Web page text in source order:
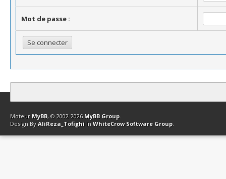
Mot de passe :
Contact Club Affiliation Retourner en haut Version bas-débit
Moteur MyBB, © 2002-2026 MyBB Group.
Design By AliReza_Tofighi In WhiteCrow Software Group.